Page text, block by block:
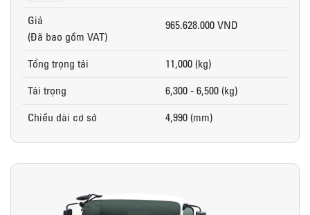
Giá
(Đã bao gồm VAT)
965.628.000 VND
Tổng trọng tải
11,000 (kg)
Tải trọng
6,300 - 6,500 (kg)
Chiều dài cơ sở
4,990 (mm)